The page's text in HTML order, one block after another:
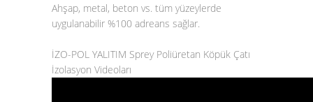
Ahşap, metal, beton vs. tüm yüzeylerde
uygulanabilir %100 adreans sağlar.
İZO-POL YALITIM Sprey Poliüretan Köpük Çatı
İzolasyon Videoları